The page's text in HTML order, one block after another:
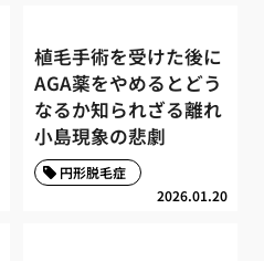
植毛手術を受けた後に
AGA薬をやめるとどう
なるか知られざる離れ
小島現象の悲劇
2026.01.20
円形脱毛症